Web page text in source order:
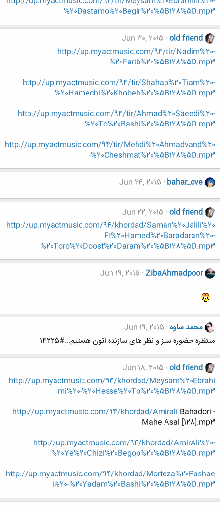
%20Dastamo%20Begir%20%5B128%5D.mp3
old friend
Jun 30, 2015
http://up.myactmusic.com/94/tir/Nadim%20-
%20Farib%20%5B128%5D.mp3
http://up.myactmusic.com/94/tir/Shahab%20Tiam%20-
%20Hamechi%20Khobeh%20%5B128%5D.mp3
http://up.myactmusic.com/94/tir/Ahmad%20Saeedi%20-
%20To%20Bashi%20%5B128%5D.mp3
http://up.myactmusic.com/94/tir/Mehdi%20Ahmadvand%20
-%20Cheshmat%20%5B128%5D.mp3
bahar_cve
Jun 24, 2015
old friend
Jun 22, 2015
http://up.myactmusic.com/94/khordad/Saman%20Jalili%20
Ft%20Hamed%20Baradaran%20-
%20Toro%20Doost%20Daram%20%5B128%5D.mp3
ZibaAhmadpoor
Jun 19, 2015
محمد ساوه Jun 19, 2015
منتظره حضوره سبز و نظر های سازنده اتون هستیم...#14225
old friend
Jun 18, 2015
http://up.myactmusic.com/94/khordad/Meysam%20Ebrahi
mi%20-%20Hesse%20To%20%5B128%5D.mp3
http://up.myactmusic.com/94/khordad/Amirali Bahadori -
Mahe Asal [128].mp3
http://up.myactmusic.com/94/khordad/AmirAli%20-
%20Ye%20Chizi%20Begoo%20%5B128%5D.mp3
http://up.myactmusic.com/94/khordad/Morteza%20Pashae
i%20-%20Yadam%20Bashi%20%5B128%5D.mp3